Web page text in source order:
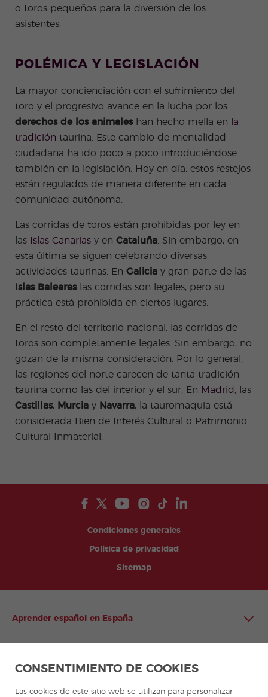
o toros pequeños para la diversión de los
asistentes.
POLÉMICA Y LEGISLACIÓN
La mayor concienciación con el sufrimiento del
toro y el progresivo avance en la lucha por los
derechos de los animaleshan hecho mella en
la
tradición taurina. Este cambio de mentalidad
ciudadana ha ido poco a poco introduciéndose
también en la legislación. Hoy en día, estos festejos
están regulados de manera diferente en cada
comunidad autónoma.
Las corridas de toros están prohibidas por ley en
las
Islas Canarias y en Cataluña . Sin embargo, en
esta última se siguen celebrando diversas
actividades taurinas. En Galicia y gran parte de las
Islas Baleareslas corridas son legales, pero su
práctica está prohibida en ciertos lugares.
En el resto del territorio nacional, las corridas de
toros son completamente legales. Sin embargo, no
gozan de la misma consideración. Por lo general,
las regiones del norte carecen de tanta tradición
taurina como las del interior y el sur. En Madrid , las
Castillas, Murcia y Navarra, la tauromaquia está
considerada Bien de Interés Cultural o Patrimonio
Cultural Inmaterial.
Condiciones generales
Política de privacidad
Sitemap
Aprender español en España
CONSENTIMIENTO DE COOKIES
Las cookies de este sitio web se utilizan para personalizar